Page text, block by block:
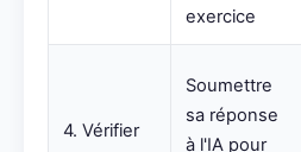
exercice
4. Vérifier
Soumettre
sa réponse
à l'IA pour